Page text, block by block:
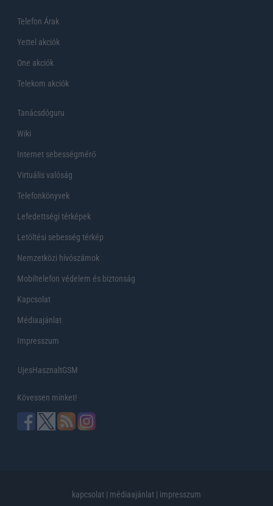
Telefon Árak
Yettel akciók
One akciók
Telekom akciók
Tanácsdóguru
Wiki
Internet sebességmérő
Virtuális valóság
Telefonkönyvek
Lefedettségi térképek
Letöltési sebesség térkép
Nemzetközi hívószámok
Mobiltelefon védelem és biztonság
Kapcsolat
Médiaajánlat
Impresszum
UjesHasznaltGSM
Kövessen minket!
kapcsolat | médiaajánlat | impresszum